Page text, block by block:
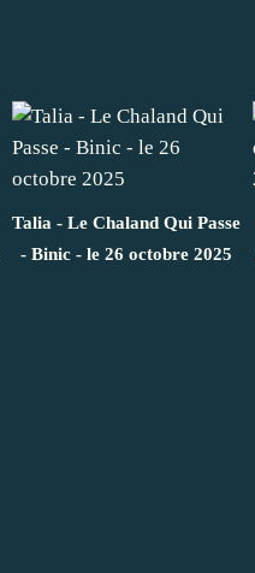
Talia - Le Chaland Qui Passe
- Binic - le 26 octobre 2025